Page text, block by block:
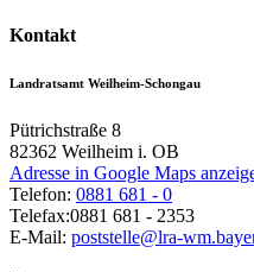
Kontakt
Landratsamt Weilheim-Schongau
Pütrichstraße 8
82362 Weilheim i. OB
Adresse in Google Maps
Telefon: 0881 681 - 0
Telefax:0881 681 - 2353
E-Mail: poststelle@lra-